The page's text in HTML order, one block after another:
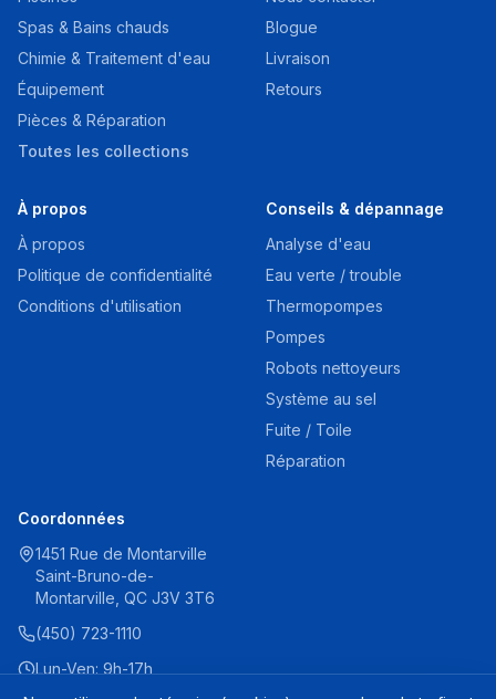
Spas & Bains chauds
Chimie & Traitement d'eau
Équipement
Pièces & Réparation
Toutes les collections
Blogue
Livraison
Retours
À propos
À propos
Politique de confidentialité
Conditions d'utilisation
Conseils & dépannage
Analyse d'eau
Eau verte / trouble
Thermopompes
Pompes
Robots nettoyeurs
Système au sel
Fuite / Toile
Réparation
Coordonnées
1451 Rue de Montarville
Saint-Bruno-de-
Montarville, QC J3V 3T6
(450) 723-1110
Lun-Ven: 9h-17h